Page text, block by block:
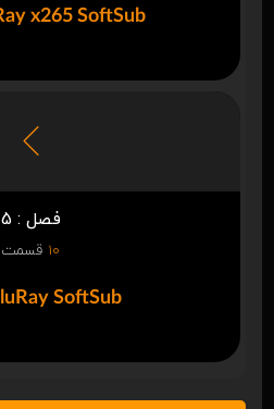
x265 SoftSub
فصل : 5
10 قسمت
SoftSub